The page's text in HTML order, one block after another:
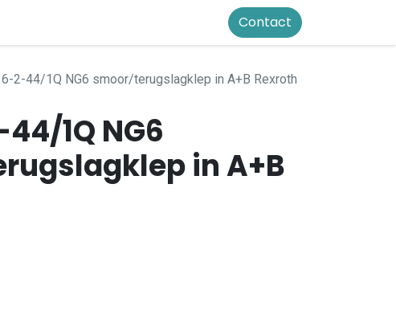
Contact
6-2-44/1Q NG6 smoor/terugslagklep in A+B Rexroth
1Q NG6
in A+B